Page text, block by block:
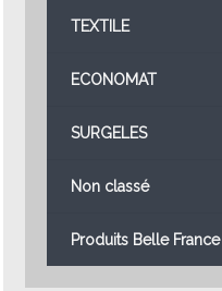
TEXTILE
ECONOMAT
SURGELES
Non classé
Produits Belle France